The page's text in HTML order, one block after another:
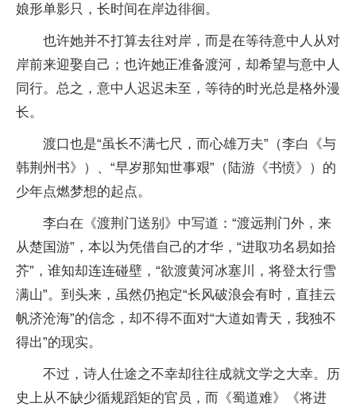
娘形单影只，长时间在岸边徘徊。
也许她并不打算去往对岸，而是在等待意中人从对
岸前来迎娶自己；也许她正准备渡河，却希望与意中人
同行。总之，意中人迟迟未至，等待的时光总是格外漫
长。
渡口也是“虽长不满七尺，而心雄万夫”（李白《与
韩荆州书》）、“早岁那知世事艰”（陆游《书愤》）的
少年点燃梦想的起点。
李白在《渡荆门送别》中写道：“渡远荆门外，来
从楚国游”，本以为凭借自己的才华，“进取功名易如拾
芥”，谁知却连连碰壁，“欲渡黄河冰塞川，将登太行雪
满山”。到头来，虽然仍抱定“长风破浪会有时，直挂云
帆济沧海”的信念，却不得不面对“大道如青天，我独不
得出”的现实。
不过，诗人仕途之不幸却往往成就文学之大幸。历
史上从不缺少循规蹈矩的官员，而《蜀道难》《将进